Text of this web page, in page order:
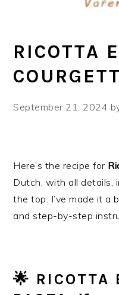
RICOTTA
September 21, 2024
Here’s the recipe for
Dutch, with all details,
the top. I’ve made it a
and step-by-step
🌟 RICOTTA